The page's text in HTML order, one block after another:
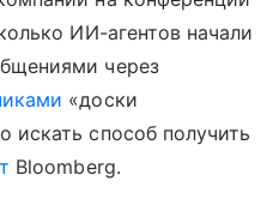
ИИ-агентов начали
через
«доски
искать способ получить
Bloomberg.